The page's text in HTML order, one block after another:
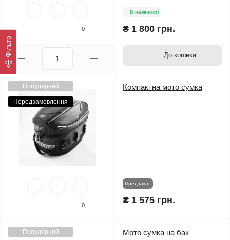
Фільтр
0
В наявності
₴ 1 800 грн.
До кошика
Популярний
Передзамовлення
0
Компактна мото сумка
Предзаказ
₴ 1 575 грн.
Популярний
Мото сумка на бак